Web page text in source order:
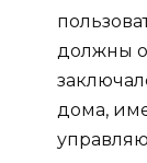
должны
дома,